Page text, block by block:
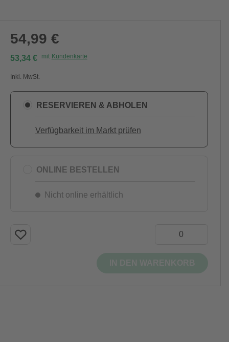
54,99 €
53,34 € mit Kundenkarte
Inkl. MwSt.
RESERVIEREN & ABHOLEN
Verfügbarkeit im Markt prüfen
ONLINE BESTELLEN
Nicht online erhältlich